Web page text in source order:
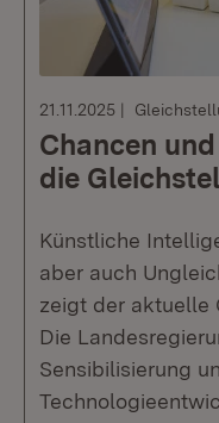
21.11.2025
Chancen
die
Künstliche
aber auch
zeigt der aktuelle
Die
Sensibilisierung